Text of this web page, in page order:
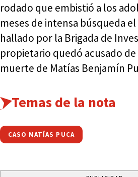
rodado que embistió a los
meses de intensa búsqueda
hallado por la Brigada de
propietario quedó acusado de
muerte de Matías Benjamín
Temas de la nota
CASO MATÍAS PUCA